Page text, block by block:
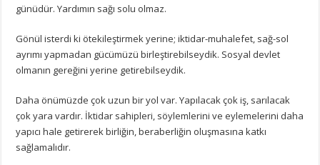
günüdür. Yardımın sağı solu olmaz.
Gönül isterdi ki ötekileştirmek yerine; iktidar-muhalefet, sağ-sol
ayrımı yapmadan gücümüzü birleştirebilseydik. Sosyal devlet
olmanın gereğini yerine getirebilseydik.
Daha önümüzde çok uzun bir yol var. Yapılacak çok iş, sarılacak
çok yara vardır. İktidar sahipleri, söylemlerini ve eylemelerini daha
yapıcı hale getirerek birliğin, beraberliğin oluşmasına katkı
sağlamalıdır.